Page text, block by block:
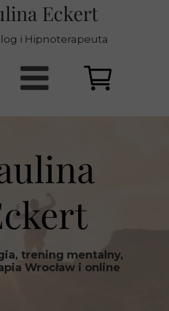
Eckert
i Hipnoterapeuta
trening mentalny,
Wrocław i online